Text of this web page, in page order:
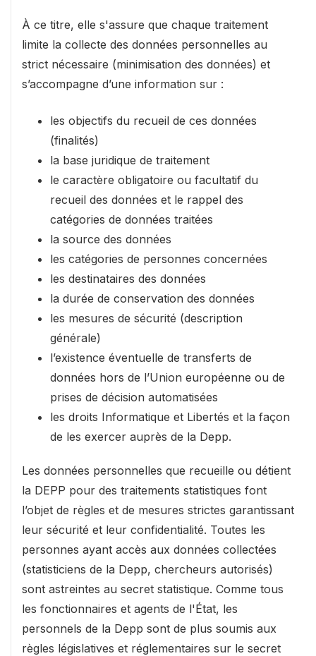
À ce titre, elle s'assure que chaque traitement
limite la collecte des données personnelles au
strict nécessaire (minimisation des données) et
s’accompagne d’une information sur :
les objectifs du recueil de ces données
(finalités)
la base juridique de traitement
le caractère obligatoire ou facultatif du
recueil des données et le rappel des
catégories de données traitées
la source des données
les catégories de personnes concernées
les destinataires des données
la durée de conservation des données
les mesures de sécurité (description
générale)
l’existence éventuelle de transferts de
données hors de l’Union européenne ou de
prises de décision automatisées
les droits Informatique et Libertés et la façon
de les exercer auprès de la Depp.
Les données personnelles que recueille ou détient
la DEPP pour des traitements statistiques font
l’objet de règles et de mesures strictes garantissant
leur sécurité et leur confidentialité. Toutes les
personnes ayant accès aux données collectées
(statisticiens de la Depp, chercheurs autorisés)
sont astreintes au secret statistique. Comme tous
les fonctionnaires et agents de l'État, les
personnels de la Depp sont de plus soumis aux
règles législatives et réglementaires sur le secret